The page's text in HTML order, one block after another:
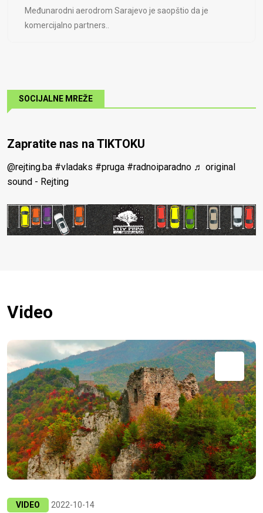
Međunarodni aerodrom Sarajevo je saopštio da je
komercijalno partners..
SOCIJALNE MREŽE
Zapratite nas na TIKTOKU
@rejting.ba #vladaks #pruga #radnoiparadno ♬ original
sound - Rejting
Video
VIDEO 2022-10-14